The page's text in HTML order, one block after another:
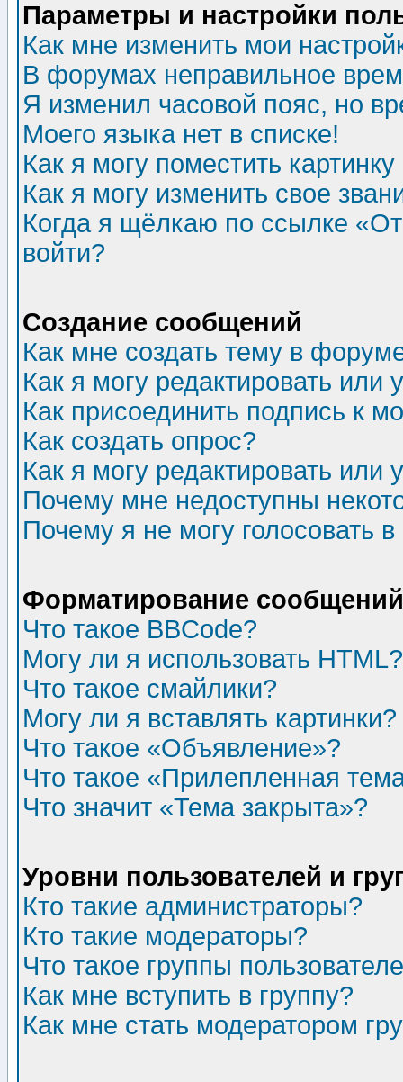
Параметры и настройки
Как мне изменить мои
В форумах неправильное
Я изменил часовой пояс, но
Моего языка нет в списке!
Как я могу поместить
Как я могу изменить свое
Когда я щёлкаю по ссылке
войти?
Создание сообщений
Как мне создать тему в
Как я могу редактировать или
Как присоединить подпись к
Как создать опрос?
Как я могу редактировать или
Почему мне недоступны
Почему я не могу голосовать
Форматирование
Что такое BBCode?
Могу ли я использовать HTML?
Что такое смайлики?
Могу ли я вставлять картинки?
Что такое «Объявление»?
Что такое «Прилепленная
Что значит «Тема закрыта»?
Уровни пользователей и
Кто такие администраторы?
Кто такие модераторы?
Что такое группы
Как мне вступить в группу?
Как мне стать модератором